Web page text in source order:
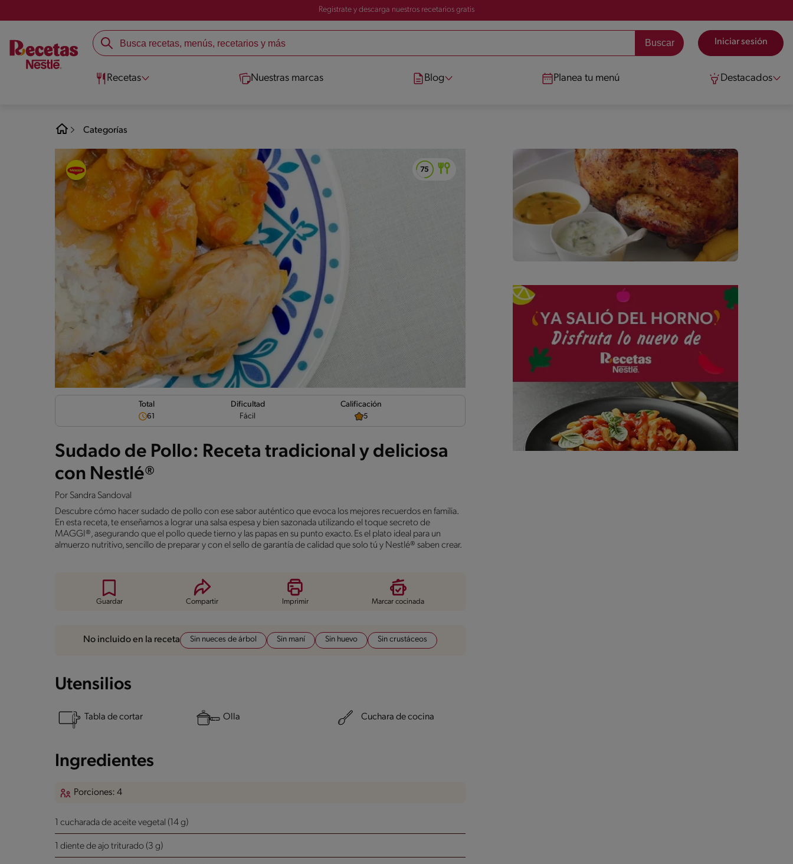
Registrate y descarga nuestros recetarios gratis
Iniciar sesión
Recetas Nuestras marcas Blog Planea tu menú Destacados
Categorías
Total
61
Dificultad
Fácil
Calificación
5
Sudado de Pollo: Receta tradicional y deliciosa
con Nestlé®
Por Sandra Sandoval
Descubre cómo hacer sudado de pollo con ese sabor auténtico que evoca los mejores recuerdos en familia.
En esta receta, te enseñamos a lograr una salsa espesa y bien sazonada utilizando el toque secreto de
MAGGI®, asegurando que el pollo quede tierno y las papas en su punto exacto. Es el plato ideal para un
almuerzo nutritivo, sencillo de preparar y con el sello de garantía de calidad que solo tú y Nestlé® saben crear.
Guardar Compartir Imprimir Marcar cocinada
No incluido en la receta Sin nueces de árbol Sin maní Sin huevo Sin crustáceos
Utensilios
Tabla de cortar Olla Cuchara de cocina
Ingredientes
Porciones: 4
1 cucharada de aceite vegetal (14 g)
1 diente de ajo triturado (3 g)